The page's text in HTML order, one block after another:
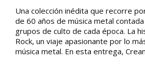
Una colección inédita que recorre
de 60 años de música metal
grupos de culto de cada época. La
Rock, un viaje apasionante por lo
música metal. En esta entrega,